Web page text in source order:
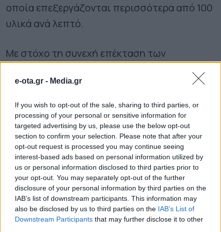
e-ota.gr - Media.gr
If you wish to opt-out of the sale, sharing to third parties, or
processing of your personal or sensitive information for
targeted advertising by us, please use the below opt-out
section to confirm your selection. Please note that after your
opt-out request is processed you may continue seeing
interest-based ads based on personal information utilized by
us or personal information disclosed to third parties prior to
your opt-out. You may separately opt-out of the further
disclosure of your personal information by third parties on the
IAB’s list of downstream participants. This information may
also be disclosed by us to third parties on the IAB’s List of
Downstream Participants that may further disclose it to other
οποία επεξεργάζονται περισσότερα από 100
υλικά ανά λεπτό.
Με στόχο τη συνεχή επέκταση των
εγκαταστάσεών της στην Ελλάδα, την Κύπρο
και άλλες ευρωπαϊκές χώρες, η ΤΕΧΑΝ δίνει
δυναμικό «παρών» στην Attica Green Expo
2026, που θα πραγματοποιηθεί στο Tae
Kwon Do από τις 27 έως τις 30 Μαΐου.
ΟΛΕΣ ΟΙ ΕΙΔΗΣΕΙΣ
657.000 ευρώ για 9 παιδικές χαρές στον Δήμο
Πύργου
Καστοριά: Ενημερωτικές δράσεις στην
κοινότητα Ρομά